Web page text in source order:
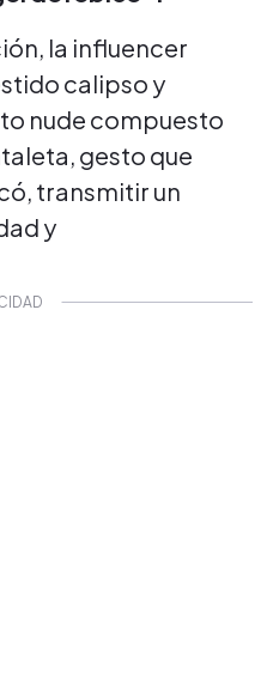
la influencer
calipso y
nude compuesto
gesto que
transmitir un
y